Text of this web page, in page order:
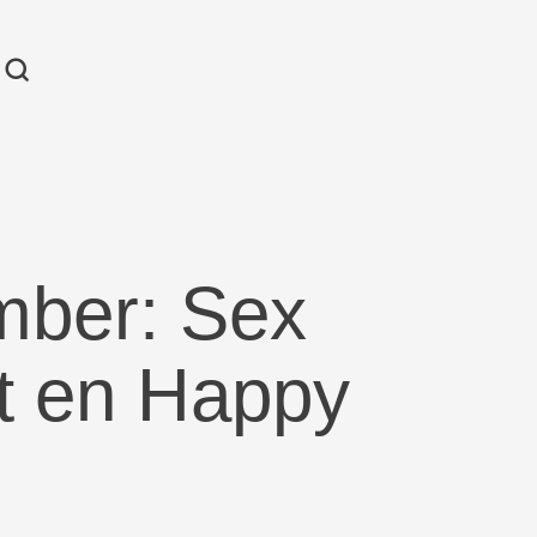
Sex
en Happy